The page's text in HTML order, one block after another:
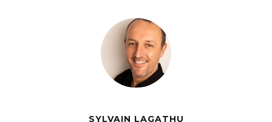
SYLVAIN LAGATHU